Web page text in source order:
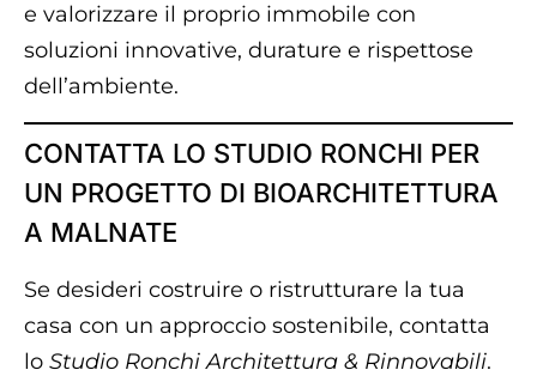
e valorizzare il proprio immobile con
soluzioni innovative, durature e rispettose
dell’ambiente.
CONTATTA LO STUDIO RONCHI PER
UN PROGETTO DI BIOARCHITETTURA
A MALNATE
Se desideri costruire o ristrutturare la tua
casa con un approccio sostenibile, contatta
lo Studio Ronchi Architettura & Rinnovabili.